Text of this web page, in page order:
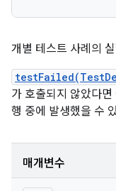
개별 테스트 사례의
가 호출되지 않았다
행 중에 발생했을 수
매개변수